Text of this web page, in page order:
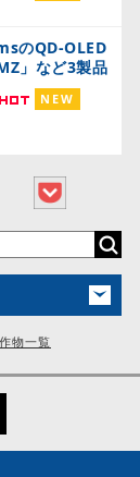
のQD-OLED
」など3製品
NEW
物一覧